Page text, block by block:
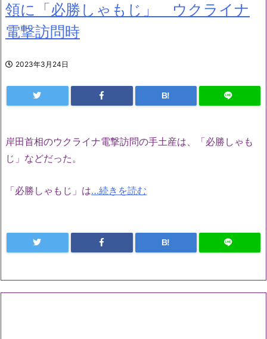
領に「必勝しゃもじ」 ウクライナ
電撃訪問時
2023年3月24日
B!
岸田首相のウクライナ電撃訪問の手土産は、「必勝しゃも
じ」などだった。
「必勝しゃもじ」は…続きを読む
B!